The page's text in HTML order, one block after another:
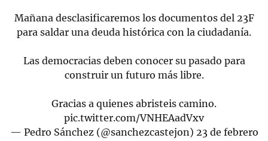
Mañana desclasificaremos los documentos del 23F
para saldar una deuda histórica con la ciudadanía.
Las democracias deben conocer su pasado para
construir un futuro más libre.
Gracias a quienes abristeis camino.
pic.twitter.com/VNHEAadVxv
— Pedro Sánchez (@sanchezcastejon) 23 de febrero